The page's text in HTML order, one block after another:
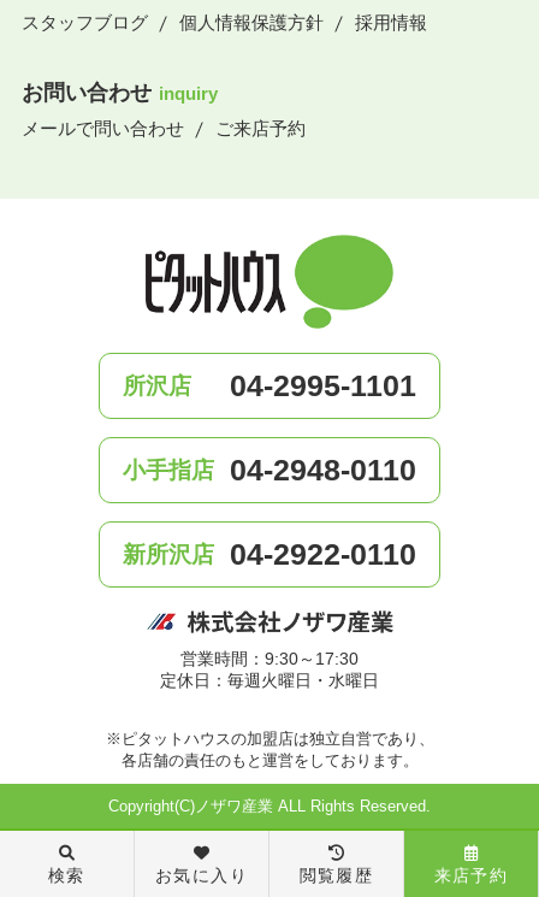
スタッフブログ
個人情報保護方針 採用情報
お問い合わせ inquiry
メールで問い合わせ
ご来店予約
所沢店 04-2995-1101
小手指店 04-2948-0110
新所沢店 04-2922-0110
営業時間：9:30～17:30
定休日：毎週火曜日・水曜日
※ピタットハウスの加盟店は独立自営であり、
各店舗の責任のもと運営をしております。
Copyright(C)ノザワ産業 ALL Rights Reserved.
検索 お気に入り 閲覧履歴 来店予約